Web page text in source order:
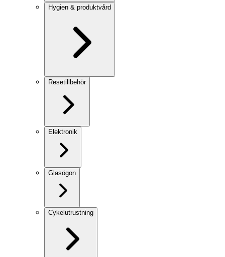
Hygien & produktvård
Resetillbehör
Elektronik
Glasögon
Cykelutrustning